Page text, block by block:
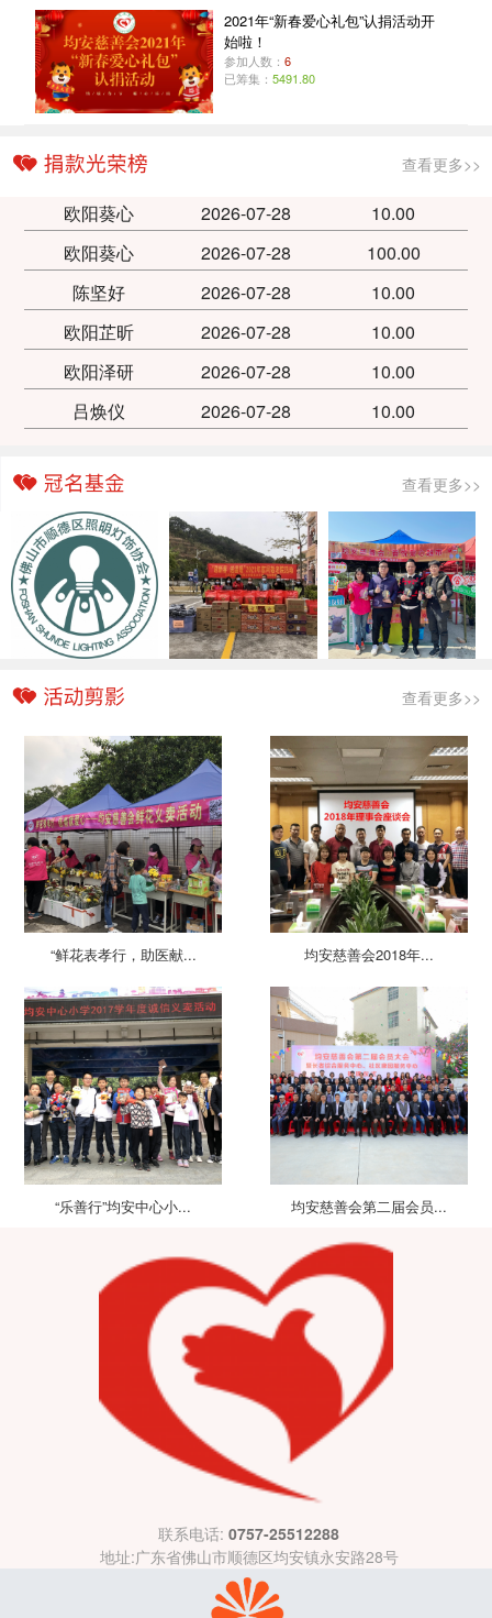
2021年“新春爱心礼包”认捐活动开
始啦！
参加人数： 6
已筹集： 5491.80
查看更多>>
欧阳葵心 2026-07-28
10.00
欧阳葵心
2026-07-28
100.00
陈坚好
2026-07-28
10.00
欧阳芷昕
2026-07-28
10.00
欧阳泽研
2026-07-28
10.00
吕焕仪
2026-07-28 10.00
查看更多>>
查看更多>>
“鲜花表孝行，助医献... 均安慈善会2018年...
“乐善行”均安中心小... 均安慈善会第二届会员...
联系电话: 0757-25512288
地址:广东省佛山市顺德区均安镇永安路28号